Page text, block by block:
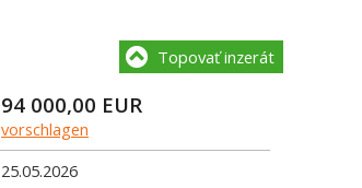
Topovať inzerát
94 000,00 EUR
vorschlagen
25.05.2026